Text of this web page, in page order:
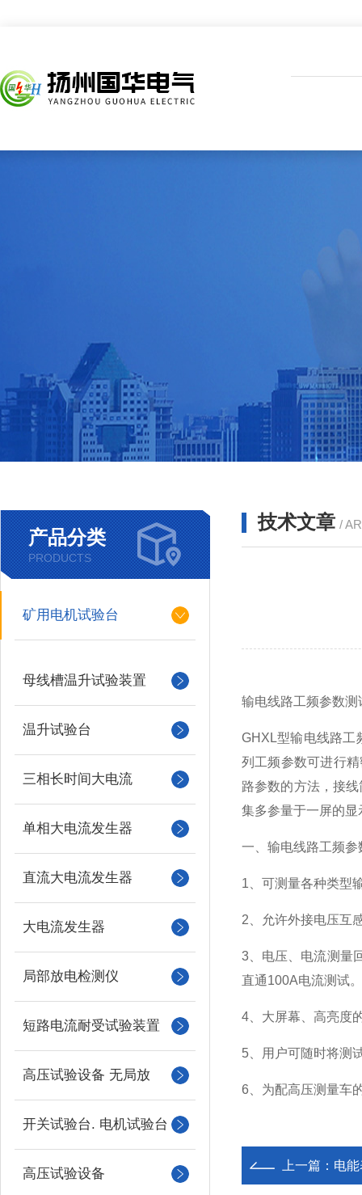
产品分类
PRODUCTS
矿用电机试验台
母线槽温升试验装置
温升试验台
三相长时间大电流
单相大电流发生器
直流大电流发生器
大电流发生器
局部放电检测仪
短路电流耐受试验装置
高压试验设备 无局放
开关试验台. 电机试验台
高压试验设备
技术文章 /
输电线路工频参数测
GHXL型输电线路工
列工频参数可进行
路参数的方法，接
集多参量于一屏的
一、输电线路工频
1、可测量各种类型
2、允许外接电压互
3、电压、电流测量
直通100A电流测试。
4、大屏幕、高亮度
5、用户可随时将测
6、为配高压测量车
上一篇： 电能